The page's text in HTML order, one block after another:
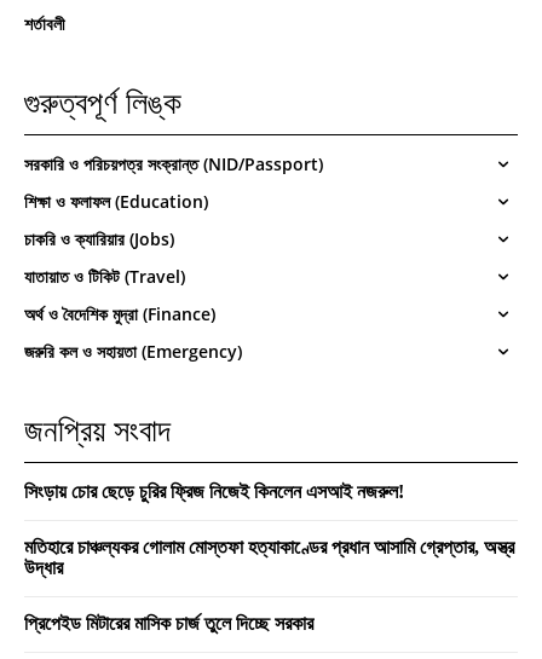
শর্তাবলী
গুরুত্বপূর্ণ লিঙ্ক
সরকারি ও পরিচয়পত্র সংক্রান্ত (NID/Passport)
শিক্ষা ও ফলাফল (Education)
চাকরি ও ক্যারিয়ার (Jobs)
যাতায়াত ও টিকিট (Travel)
অর্থ ও বৈদেশিক মুদ্রা (Finance)
জরুরি কল ও সহায়তা (Emergency)
জনপ্রিয় সংবাদ
সিংড়ায় চোর ছেড়ে চুরির ফ্রিজ নিজেই কিনলেন এসআই নজরুল!
মতিহারে চাঞ্চল্যকর গোলাম মোস্তফা হত্যাকাণ্ডের প্রধান আসামি গ্রেপ্তার, অস্ত্র
উদ্ধার
প্রিপেইড মিটারের মাসিক চার্জ তুলে দিচ্ছে সরকার